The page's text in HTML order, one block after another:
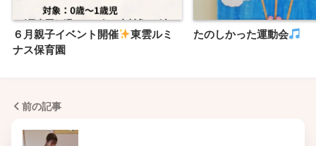
６月親子イベント開催
東雲ルミ
ナス保育園
たのしかった運動会
前の記事